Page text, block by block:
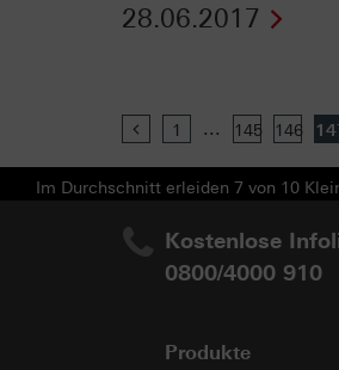
28.06.2017
Previous
1 ... 145 146
Im Durchschnitt erleiden 7 von 10
Kostenlose
0800/4000 910
Produkte